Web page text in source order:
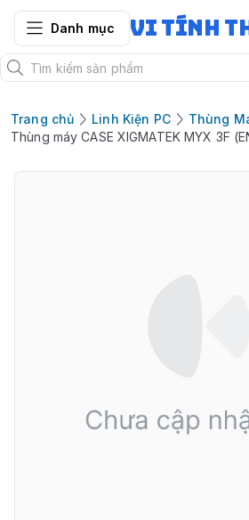
Danh mục Vi Tính
Trang chủ Linh Kiện PC
Thùng
Thùng máy CASE XIGMATEK MYX 3F